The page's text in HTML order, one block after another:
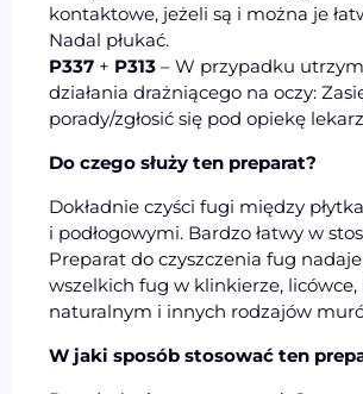
kontaktowe, jeżeli są i można je
Nadal płukać.
P337 + P313 – W przypadku
działania drażniącego na oczy:
porady/zgłosić się pod opiekę
Do czego służy ten preparat?
Dokładnie czyści fugi między
i podłogowymi. Bardzo łatwy w
Preparat do czyszczenia fug
wszelkich fug w klinkierze,
naturalnym i innych rodzajów
W jaki sposób stosować ten